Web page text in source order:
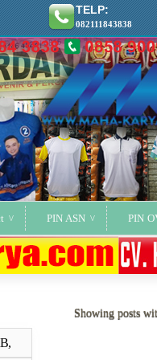
PIN ASN PIN
TELP:
082111843838
Showing posts